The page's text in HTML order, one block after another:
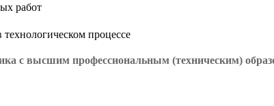
работ
процессе
с высшим профессиональным (техническим)